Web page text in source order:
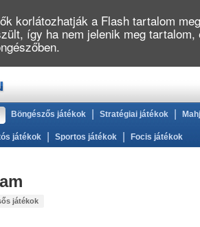
Böngészős játékok Stratégiai játékok
játékok Sportos játékok Focis játékok
játékok
korlátozhatják a Flash tartalom
így ha nem jelenik meg